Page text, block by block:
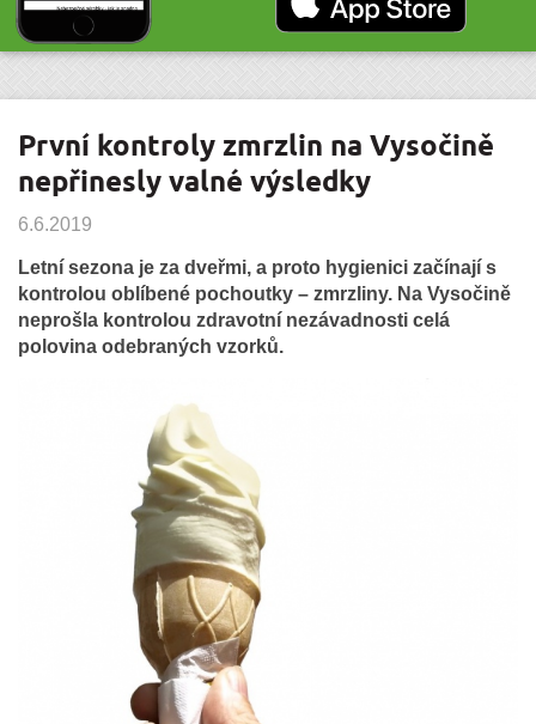
První kontroly zmrzlin na Vysočině
nepřinesly valné výsledky
6.6.2019
Letní sezona je za dveřmi, a proto hygienici začínají s
kontrolou oblíbené pochoutky – zmrzliny. Na Vysočině
neprošla kontrolou zdravotní nezávadnosti celá
polovina odebraných vzorků.